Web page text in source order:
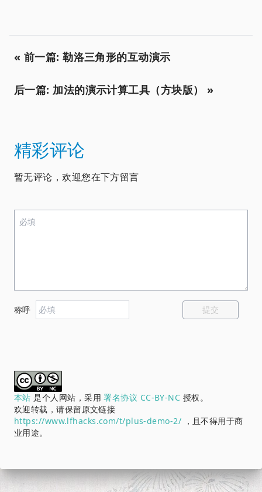
« 前一篇: 勒洛三角形的互动演示
后一篇: 加法的演示计算工具（方块版） »
精彩评论
暂无评论，欢迎您在下方留言
称呼 提交
本站 是个人网站，采用署名协议 CC-BY-NC 授权。
欢迎转载，请保留原文链接
https://www.lfhacks.com/t/plus-demo-2/ ，且不得用于商
业用途。